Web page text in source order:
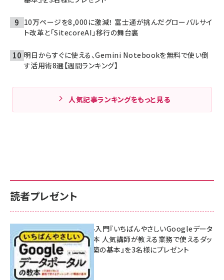
10万ページを8,000に激減！ 富士通が挑んだグローバルサイ
ト改革と「SitecoreAI」移行の舞台裏
明日からすぐに使える、Gemini Notebookを無料で使い倒
す活用術8選【週間ランキング】
人気記事ランキングをもっと見る
読者プレゼント
無料BIツール入門『いちばんやさしいGoogleデータ
ポータルの教本 人気講師が教える業務で使えるダッ
シュボード構築の基本』を3名様にプレゼント
7月31日 10:00